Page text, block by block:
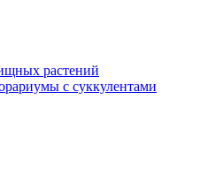
растений
с суккулентами